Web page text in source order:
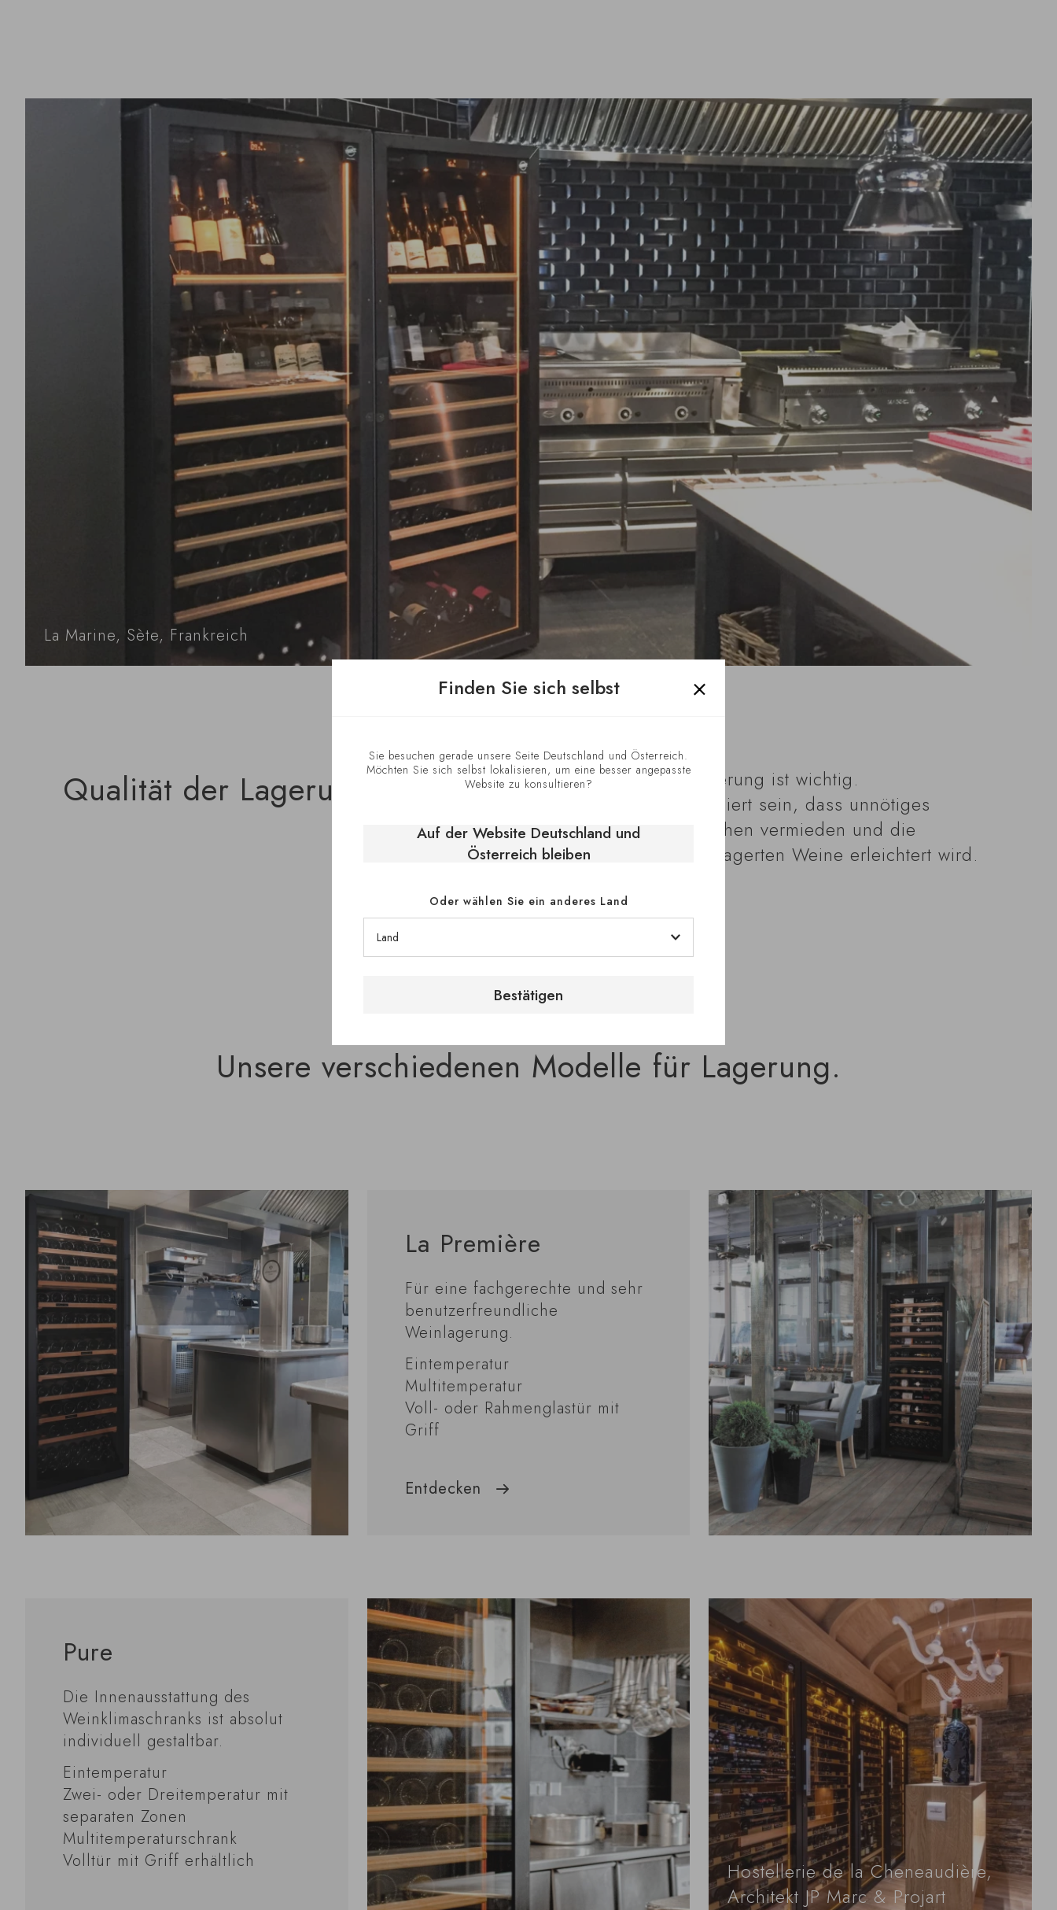
La Marine, Sète, Frankreich
Qualität der Lagerung.
Eine gute Weinlagerung ist wichtig.
Es muss so organisiert sein, dass unnötiges
Hantieren mit Flaschen vermieden und die
Verwaltung der gelagerten Weine erleichtert wird.
Unsere verschiedenen Modelle für Lagerung.
La Première
Für eine fachgerechte und sehr
benutzerfreundliche
Weinlagerung.
Eintemperatur
Multitemperatur
Voll- oder Rahmenglastür mit
Griff
Entdecken
Pure
Die Innenausstattung des
Weinklimaschranks ist absolut
individuell gestaltbar.
Eintemperatur
Zwei- oder Dreitemperatur mit
separaten Zonen
Multitemperaturschrank
Volltür mit Griff erhältlich
Hostellerie de la Cheneaudière,
Architekt JP Marc & Projart
Finden Sie sich selbst
Sie besuchen gerade unsere Seite Deutschland und Österreich.
Möchten Sie sich selbst lokalisieren, um eine besser angepasste
Website zu konsultieren?
Auf der Website Deutschland und
Österreich bleiben
Oder wählen Sie ein anderes Land
Bestätigen